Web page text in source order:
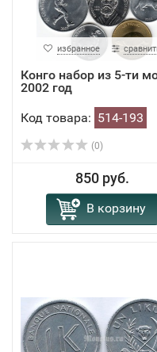
избранное
Конго набор из 5-ти
2002 год
Код товара: 514-193
(0)
850 руб.
В корзину